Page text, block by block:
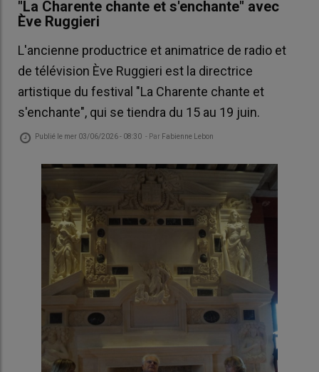
"La Charente chante et s'enchante" avec
Ève Ruggieri
L'ancienne productrice et animatrice de radio et
de télévision Ève Ruggieri est la directrice
artistique du festival "La Charente chante et
s'enchante", qui se tiendra du 15 au 19 juin.
Publié le mer 03/06/2026 - 08:30 - Par Fabienne Lebon